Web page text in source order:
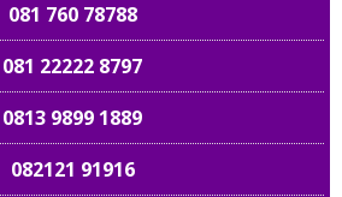
081 760 78788
081 22222 8797
0813 9899 1889
082121 91916